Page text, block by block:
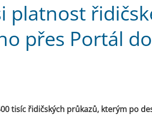
platnost
přes Portál
tisíc řidičských průkazů, kterým po